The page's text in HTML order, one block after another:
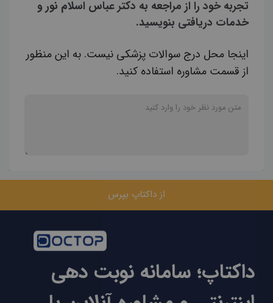
تجربه خود را از مراجعه به دکتر عباس اسلام نور و
خدمات دریافتی بنویسید.
اینجا محل درج سوالات پزشکی نیست. به این منظور
از قسمت مشاوره استفاده کنید.
از داکتاپ بپرس
داکتاپ؛ سامانه نوبت دهی